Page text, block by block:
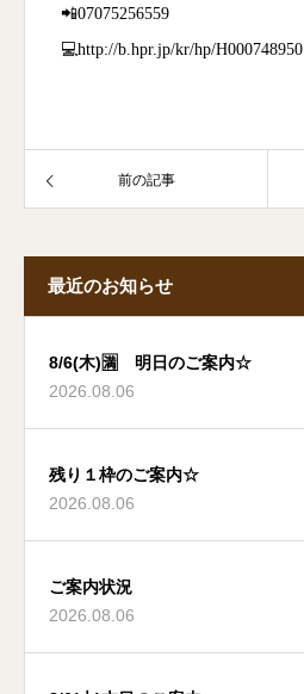
📲07075256559
💻http://b.hpr.jp/kr/hp/H000748950
前の記事
最近のお知らせ
8/6(木)🈵 明日のご案内☆
2026.08.06
残り１枠のご案内☆
2026.08.06
ご案内状況
2026.08.06